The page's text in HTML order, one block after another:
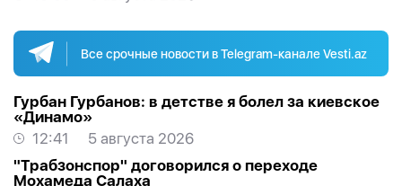
Все срочные новости в Telegram-канале Vesti.az
Гурбан Гурбанов: в детстве я болел за киевское
«Динамо»
12:41
5 августа 2026
"Трабзонспор" договорился о переходе
Мохамеда Салаха